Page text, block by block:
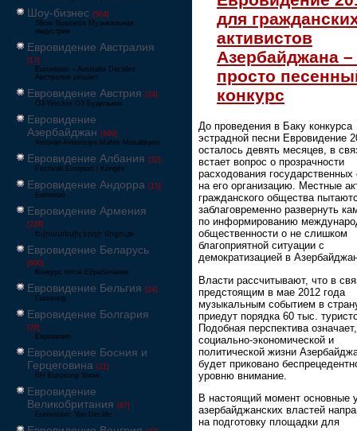
Шоу-бизнес [564]
Show Business Музыкальная
индустрия
Евровидение Австралия
[17]
Eurovision – Australia Decides
Австралия решает
Евровидение Австрия [24]
Ö3-Wecker Ö3 Будильник
Евровидение
Азербайджан [549]
Avrovijn Avroviziya Mahnı Müsabiqəsi
Евровидение Албания [32]
Festivali Evropian i Këngës
Евровидение Андорра [15]
Eurovisió
Евровидение Армения
[228]
Եվրատեսիլ երգի մրցույթ
Евровидение Беларусь
[600]
Конкурс песні Еўрабачанне
Евровидение Бельгия [24]
Eurosong
Евровидение Болгария
[26]
Евровизия
Евровидение Босния и
Герцеговина [21]
BH Eurosong Show
Евровидение
Великобритания [67]
Eurovision: You Decide
для
активистов
Азербайджана –
просто
конкурс
До проведения в Баку конкурса
эстрадной песни Евровидение
осталось девять месяцев, в
встает вопрос о прозрачности
расходования государственных
на его организацию. Местные
гражданского общества
заблаговременно развернуть
по информированию
общественности о не слишком
благоприятной ситуации с
демократизацией в
Власти рассчитывают, что в
предстоящим в мае 2012 года
музыкальным событием в
приедут порядка 60 тыс.
Подобная перспектива
социально-экономической и
политической жизни
будет приковано
уровню внимание.
В настоящий момент основные
азербайджанских властей
на подготовку площадки для